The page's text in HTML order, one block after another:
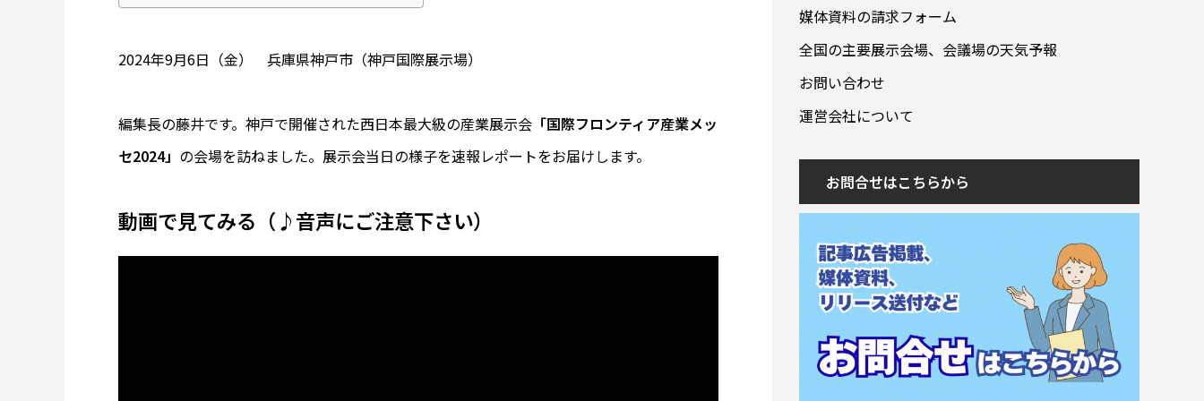
2024年9月6日（金） 兵庫県神戸市（神戸国際展示場）
編集長の藤井です。神戸で開催された西日本最大級の産業展示会 「国際フロンティア産業メッ
セ2024」 の会場を訪ねました。展示会当日の様子を速報レポートをお届けします。
動画で見てみる（♪音声にご注意下さい）
媒体資料の請求フォーム
全国の主要展示会場、会議場の天気予報
お問い合わせ
運営会社について
お問合せはこちらから